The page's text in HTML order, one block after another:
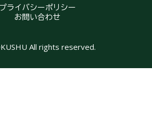
プライバシーポリシー
お問い合わせ
All rights reserved.